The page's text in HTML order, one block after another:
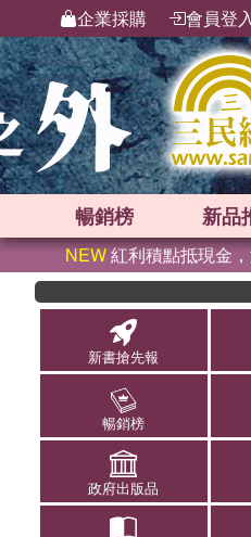
企業採購 會員登
暢銷榜 新品
NEW紅利積點抵現金
新書搶先報
暢銷榜
政府出版品